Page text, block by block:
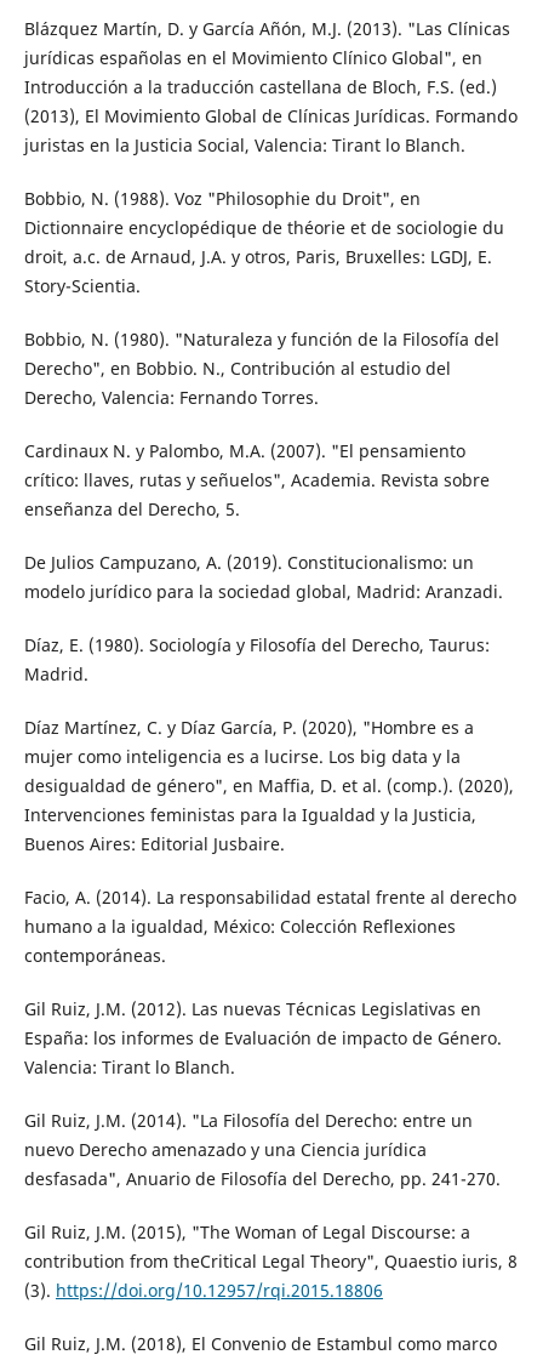
Blázquez Martín, D. y García Añón, M.J. (2013). "Las Clínicas
jurídicas españolas en el Movimiento Clínico Global", en
Introducción a la traducción castellana de Bloch, F.S. (ed.)
(2013), El Movimiento Global de Clínicas Jurídicas. Formando
juristas en la Justicia Social, Valencia: Tirant lo Blanch.
Bobbio, N. (1988). Voz "Philosophie du Droit", en
Dictionnaire encyclopédique de théorie et de sociologie du
droit, a.c. de Arnaud, J.A. y otros, Paris, Bruxelles: LGDJ, E.
Story-Scientia.
Bobbio, N. (1980). "Naturaleza y función de la Filosofía del
Derecho", en Bobbio. N., Contribución al estudio del
Derecho, Valencia: Fernando Torres.
Cardinaux N. y Palombo, M.A. (2007). "El pensamiento
crítico: llaves, rutas y señuelos", Academia. Revista sobre
enseñanza del Derecho, 5.
De Julios Campuzano, A. (2019). Constitucionalismo: un
modelo jurídico para la sociedad global, Madrid: Aranzadi.
Díaz, E. (1980). Sociología y Filosofía del Derecho, Taurus:
Madrid.
Díaz Martínez, C. y Díaz García, P. (2020), "Hombre es a
mujer como inteligencia es a lucirse. Los big data y la
desigualdad de género", en Maffia, D. et al. (comp.). (2020),
Intervenciones feministas para la Igualdad y la Justicia,
Buenos Aires: Editorial Jusbaire.
Facio, A. (2014). La responsabilidad estatal frente al derecho
humano a la igualdad, México: Colección Reflexiones
contemporáneas.
Gil Ruiz, J.M. (2012). Las nuevas Técnicas Legislativas en
España: los informes de Evaluación de impacto de Género.
Valencia: Tirant lo Blanch.
Gil Ruiz, J.M. (2014). "La Filosofía del Derecho: entre un
nuevo Derecho amenazado y una Ciencia jurídica
desfasada", Anuario de Filosofía del Derecho, pp. 241-270.
Gil Ruiz, J.M. (2015), "The Woman of Legal Discourse: a
contribution from theCritical Legal Theory", Quaestio iuris, 8
(3). https://doi.org/10.12957/rqi.2015.18806
Gil Ruiz, J.M. (2018), El Convenio de Estambul como marco